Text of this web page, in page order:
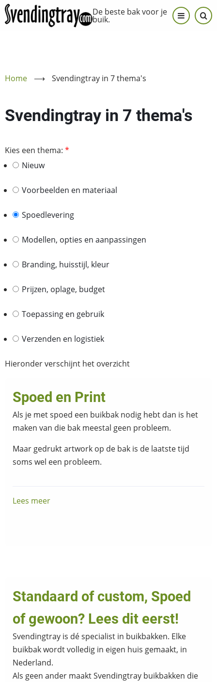
Overslaan
en
De beste bak voor je
buik.
Home ⟶ Svendingtray in 7 thema's
Svendingtray in 7 thema's
Kies een thema:
Nieuw
Voorbeelden en materiaal
Spoedlevering
Modellen, opties en aanpassingen
Branding, huisstijl, kleur
Prijzen, oplage, budget
Toepassing en gebruik
Verzenden en logistiek
Hieronder verschijnt het overzicht
Spoed en Print
Als je met spoed een buikbak nodig hebt dan is het
maken van die bak meestal geen probleem.
Maar gedrukt artwork op de bak is de laatste tijd
soms wel een probleem.
Lees meer
Standaard of custom, Spoed
of gewoon? Lees dit eerst!
Svendingtray is dé specialist in buikbakken. Elke
buikbak wordt volledig in eigen huis gemaakt, in
Nederland.
Als geen ander maakt Svendingtray buikbakken die